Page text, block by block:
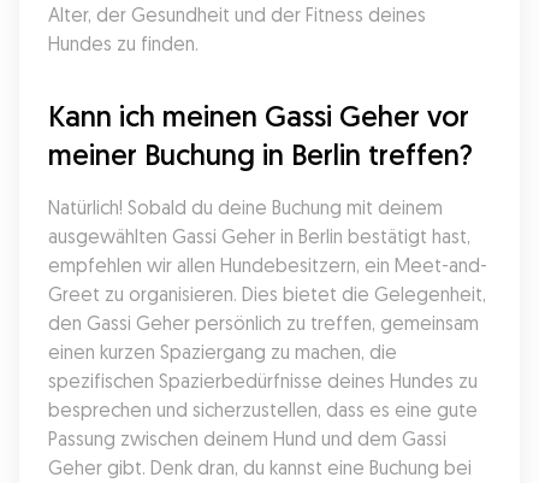
Alter, der Gesundheit und der Fitness deines
Hundes zu finden.
Kann ich meinen Gassi Geher vor
meiner Buchung in Berlin treffen?
Natürlich! Sobald du deine Buchung mit deinem
ausgewählten Gassi Geher in Berlin bestätigt hast,
empfehlen wir allen Hundebesitzern, ein Meet-and-
Greet zu organisieren. Dies bietet die Gelegenheit,
den Gassi Geher persönlich zu treffen, gemeinsam
einen kurzen Spaziergang zu machen, die
spezifischen Spazierbedürfnisse deines Hundes zu
besprechen und sicherzustellen, dass es eine gute
Passung zwischen deinem Hund und dem Gassi
Geher gibt. Denk dran, du kannst eine Buchung bei